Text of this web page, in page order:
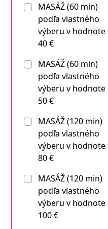
MASÁŽ (60 min)
podľa vlastného
výberu v hodnote
40 €
MASÁŽ (60 min)
podľa vlastného
výberu v hodnote
50 €
MASÁŽ (120 min)
podľa vlastného
výberu v hodnote
80 €
MASÁŽ (120 min)
podľa vlastného
výberu v hodnote
100 €